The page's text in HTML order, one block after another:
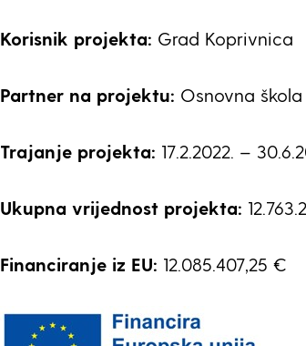
Korisnik projekta: Grad Koprivnica
Partner na projektu: Osnovna
Trajanje projekta: 17.2.2022. –
Ukupna vrijednost projekta:
Financiranje iz EU: 12.085.407,25 €